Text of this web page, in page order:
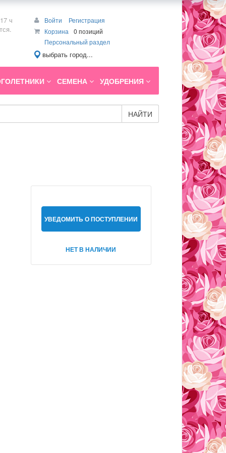
ч
Войти
Регистрация
Корзина
0 позиций
Персональный раздел
выбрать город...
СЕМЕНА УДОБРЕНИЯ
НАЙТИ
УВЕДОМИТЬ О ПОСТУПЛЕНИИ
НЕТ В НАЛИЧИИ